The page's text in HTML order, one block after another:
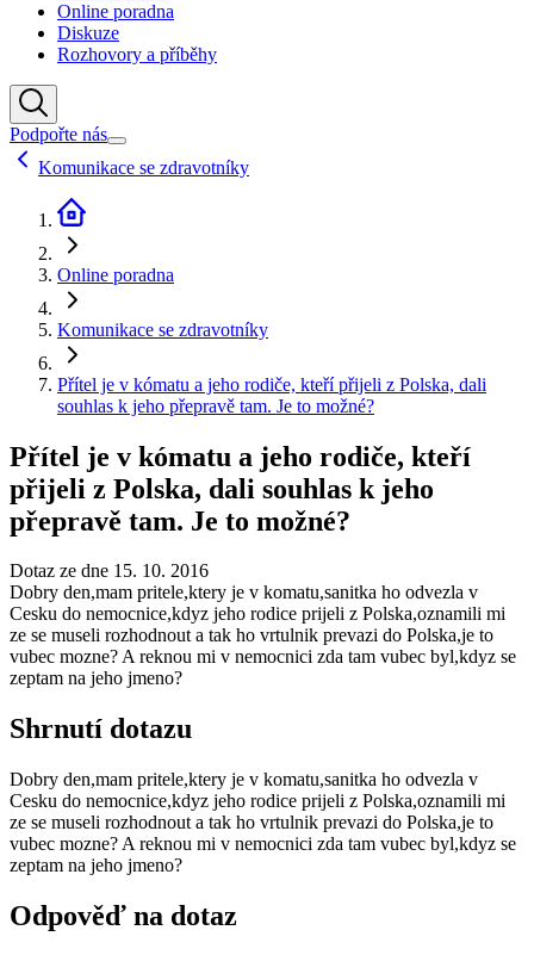
Online poradna
Diskuze
Rozhovory a příběhy
Podpořte nás
Komunikace se zdravotníky
Online poradna
Komunikace se zdravotníky
Přítel je v kómatu a jeho rodiče, kteří přijeli z Polska, dali
souhlas k jeho přepravě tam. Je to možné?
Přítel je v kómatu a jeho rodiče, kteří
přijeli z Polska, dali souhlas k jeho
přepravě tam. Je to možné?
Dotaz ze dne 15. 10. 2016
Dobry den,mam pritele,ktery je v komatu,sanitka ho odvezla v
Cesku do nemocnice,kdyz jeho rodice prijeli z Polska,oznamili mi
ze se museli rozhodnout a tak ho vrtulnik prevazi do Polska,je to
vubec mozne? A reknou mi v nemocnici zda tam vubec byl,kdyz se
zeptam na jeho jmeno?
Shrnutí dotazu
Dobry den,mam pritele,ktery je v komatu,sanitka ho odvezla v
Cesku do nemocnice,kdyz jeho rodice prijeli z Polska,oznamili mi
ze se museli rozhodnout a tak ho vrtulnik prevazi do Polska,je to
vubec mozne? A reknou mi v nemocnici zda tam vubec byl,kdyz se
zeptam na jeho jmeno?
Odpověď na dotaz